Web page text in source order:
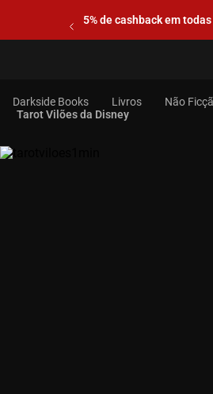
5% de cashback em
Livros
Não
Tarot Vilões da Disney